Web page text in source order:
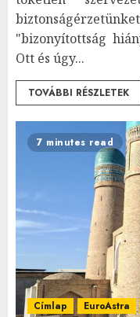
"bizonyítottság
Ott és úgy...
TOVÁBBI RÉSZLETEK
7 minutes read
Címlap EuroAstra